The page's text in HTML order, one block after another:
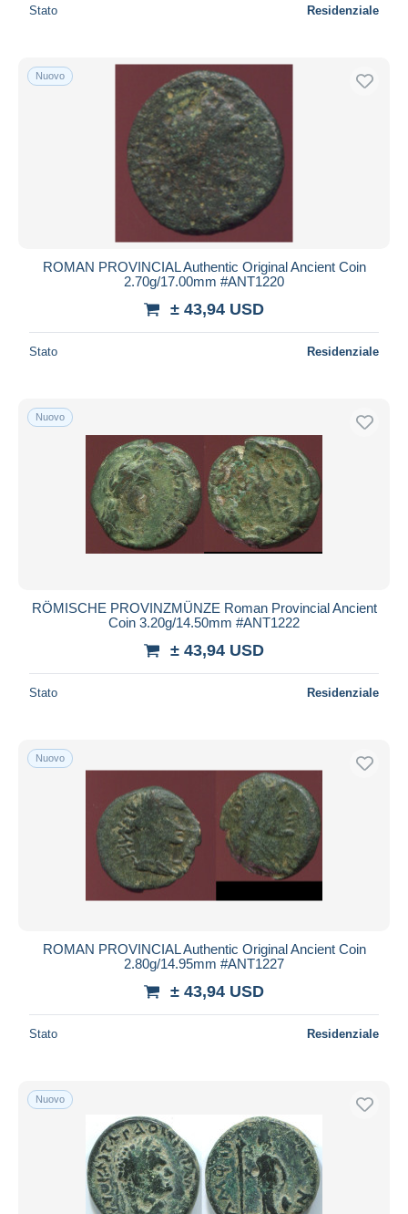
Stato Residenziale
Nuovo
ROMAN PROVINCIAL Authentic Original Ancient Coin
2.70g/17.00mm #ANT1220
± 43,94 USD
Stato Residenziale
Nuovo
RÖMISCHE PROVINZMÜNZE Roman Provincial Ancient
Coin 3.20g/14.50mm #ANT1222
± 43,94 USD
Stato Residenziale
Nuovo
ROMAN PROVINCIAL Authentic Original Ancient Coin
2.80g/14.95mm #ANT1227
± 43,94 USD
Stato Residenziale
Nuovo